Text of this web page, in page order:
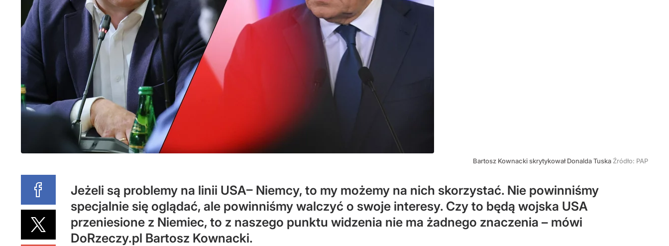
Bartosz Kownacki skrytykował Donalda Tuska Źródło: PAP
Jeżeli są problemy na linii USA– Niemcy, to my możemy na nich skorzystać. Nie powinniśmy
specjalnie się oglądać, ale powinniśmy walczyć o swoje interesy. Czy to będą wojska USA
przeniesione z Niemiec, to z naszego punktu widzenia nie ma żadnego znaczenia – mówi
DoRzeczy.pl Bartosz Kownacki.